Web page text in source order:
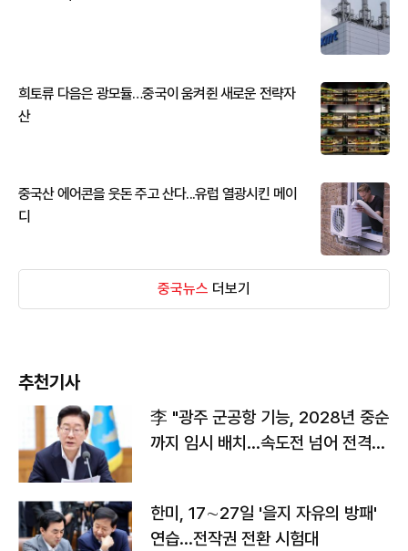
희토류 다음은 광모듈…중국이 움켜쥔 새로운 전략자
산
중국산 에어콘을 웃돈 주고 산다...유럽 열광시킨 메이
디
중국뉴스 더보기
추천기사
李 "광주 군공항 기능, 2028년 중순
까지 임시 배치…속도전 넘어 전격
한미, 17∼27일 '을지 자유의 방패'
연습…전작권 전환 시험대